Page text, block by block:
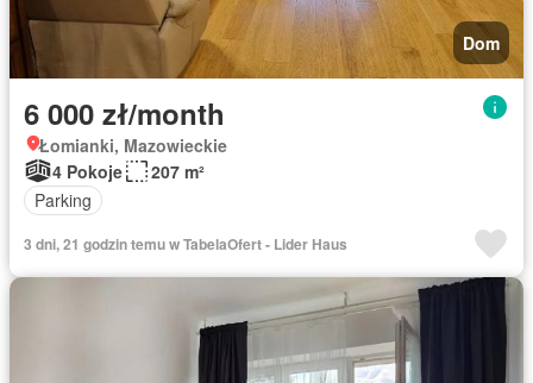
Dom
6 000 zł/month
Łomianki, Mazowieckie
4 Pokoje
207 m²
Parking
3 dni, 21 godzin temu w TabelaOfert - Lider Haus